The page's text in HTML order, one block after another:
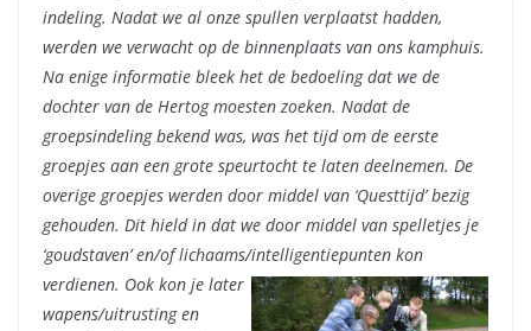
indeling. Nadat we al onze spullen verplaatst hadden,
werden we verwacht op de binnenplaats van ons kamphuis.
Na enige informatie bleek het de bedoeling dat we de
dochter van de Hertog moesten zoeken. Nadat de
groepsindeling bekend was, was het tijd om de eerste
groepjes aan een grote speurtocht te laten deelnemen. De
overige groepjes werden door middel van ‘Questtijd’ bezig
gehouden. Dit hield in dat we door middel van spelletjes je
‘goudstaven’ en/of lichaams/intelligentiepunten kon
verdienen. Ook kon je later
wapens/uitrusting en